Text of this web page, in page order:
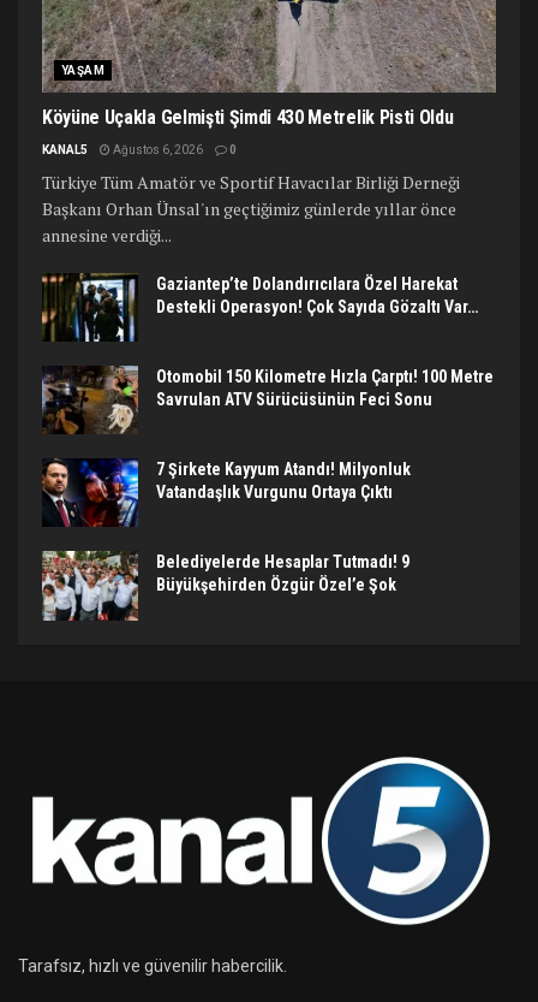
YAŞAM
Köyüne Uçakla Gelmişti Şimdi 430 Metrelik Pisti Oldu
KANAL5 Ağustos 6, 2026 0
Türkiye Tüm Amatör ve Sportif Havacılar Birliği Derneği
Başkanı Orhan Ünsal'ın geçtiğimiz günlerde yıllar önce
annesine verdiği...
Gaziantep’te Dolandırıcılara Özel Harekat
Destekli Operasyon! Çok Sayıda Gözaltı Var…
Otomobil 150 Kilometre Hızla Çarptı! 100 Metre
Savrulan ATV Sürücüsünün Feci Sonu
7 Şirkete Kayyum Atandı! Milyonluk
Vatandaşlık Vurgunu Ortaya Çıktı
Belediyelerde Hesaplar Tutmadı! 9
Büyükşehirden Özgür Özel’e Şok
Tarafsız, hızlı ve güvenilir habercilik.